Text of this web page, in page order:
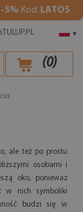
-5% Kod: LATO5
▾
(0)
ale też po prostu
osobami i
oko, ponieważ
w nich symboliki
budzi się w